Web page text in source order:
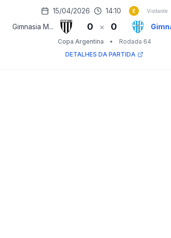
15/04/2026 14:10 E Visitante
Gimnasia M... 0 × 0
Copa Argentina •
Rodada 64
DETALHES DA PARTIDA